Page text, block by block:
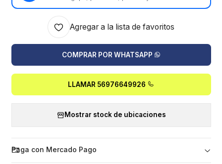
Agregar a la lista de favoritos
COMPRAR POR WHATSAPP
LLAMAR 56976649926
Mostrar stock de ubicaciones
Paga con Mercado Pago